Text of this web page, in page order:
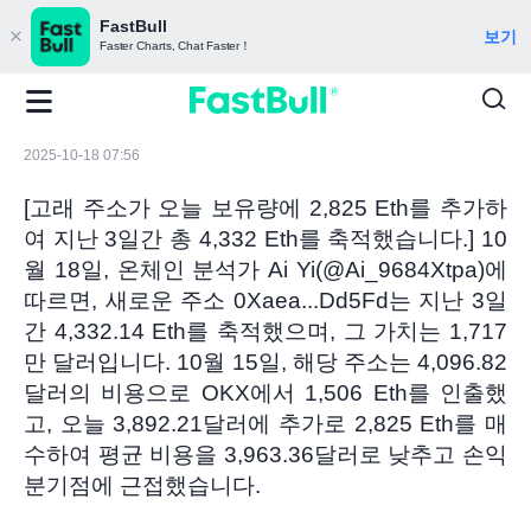
FastBull
Faster Charts, Chat Faster！ 보기
2025-10-18 07:56
[고래 주소가 오늘 보유량에 2,825 Eth를 추가하
여 지난 3일간 총 4,332 Eth를 축적했습니다.] 10
월 18일, 온체인 분석가 Ai Yi(@Ai_9684Xtpa)에
따르면, 새로운 주소 0Xaea...Dd5Fd는 지난 3일
간 4,332.14 Eth를 축적했으며, 그 가치는 1,717
만 달러입니다. 10월 15일, 해당 주소는 4,096.82
달러의 비용으로 OKX에서 1,506 Eth를 인출했
고, 오늘 3,892.21달러에 추가로 2,825 Eth를 매
수하여 평균 비용을 3,963.36달러로 낮추고 손익
분기점에 근접했습니다.